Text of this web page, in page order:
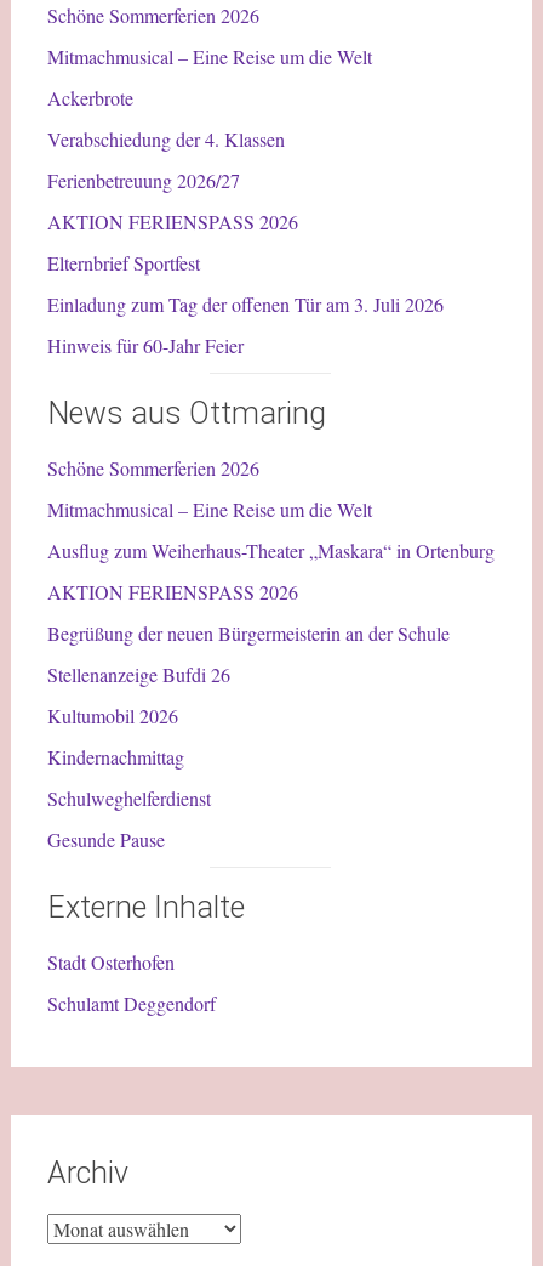
Schöne Sommerferien 2026
Mitmachmusical – Eine Reise um die Welt
Ackerbrote
Verabschiedung der 4. Klassen
Ferienbetreuung 2026/27
AKTION FERIENSPASS 2026
Elternbrief Sportfest
Einladung zum Tag der offenen Tür am 3. Juli 2026
Hinweis für 60-Jahr Feier
News aus Ottmaring
Schöne Sommerferien 2026
Mitmachmusical – Eine Reise um die Welt
Ausflug zum Weiherhaus-Theater „Maskara“ in Ortenburg
AKTION FERIENSPASS 2026
Begrüßung der neuen Bürgermeisterin an der Schule
Stellenanzeige Bufdi 26
Kultumobil 2026
Kindernachmittag
Schulweghelferdienst
Gesunde Pause
Externe Inhalte
Stadt Osterhofen
Schulamt Deggendorf
Archiv